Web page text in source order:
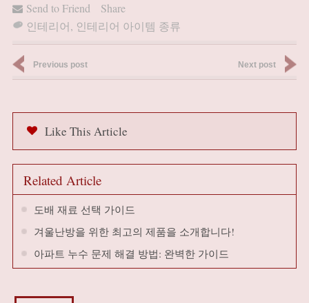
Send to Friend
Share
인테리어, 인테리어 아이템 종류
Previous post Next post
Like This Article
Related Article
도배 재료 선택 가이드
겨울난방을 위한 최고의 제품을 소개합니다!
아파트 누수 문제 해결 방법: 완벽한 가이드